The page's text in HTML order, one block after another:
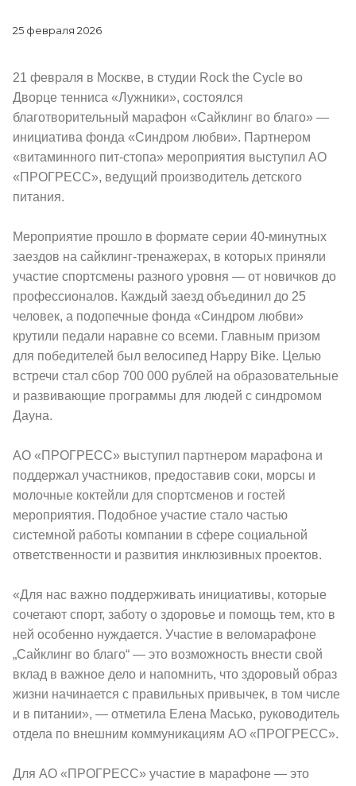
25 февраля 2026
21 февраля в Москве, в студии Rock the Cycle во
Дворце тенниса «Лужники», состоялся
благотворительный марафон «Сайклинг во благо» —
инициатива фонда «Синдром любви». Партнером
«витаминного пит-стопа» мероприятия выступил АО
«ПРОГРЕСС», ведущий производитель детского
питания.
Мероприятие прошло в формате серии 40-минутных
заездов на сайклинг-тренажерах, в которых приняли
участие спортсмены разного уровня — от новичков до
профессионалов. Каждый заезд объединил до 25
человек, а подопечные фонда «Синдром любви»
крутили педали наравне со всеми. Главным призом
для победителей был велосипед Happy Bike. Целью
встречи стал сбор 700 000 рублей на образовательные
и развивающие программы для людей с синдромом
Дауна.
АО «ПРОГРЕСС» выступил партнером марафона и
поддержал участников, предоставив соки, морсы и
молочные коктейли для спортсменов и гостей
мероприятия. Подобное участие стало частью
системной работы компании в сфере социальной
ответственности и развития инклюзивных проектов.
«Для нас важно поддерживать инициативы, которые
сочетают спорт, заботу о здоровье и помощь тем, кто в
ней особенно нуждается. Участие в веломарафоне
„Сайклинг во благо“ — это возможность внести свой
вклад в важное дело и напомнить, что здоровый образ
жизни начинается с правильных привычек, в том числе
и в питании», — отметила Елена Масько, руководитель
отдела по внешним коммуникациям АО «ПРОГРЕСС».
Для АО «ПРОГРЕСС» участие в марафоне — это